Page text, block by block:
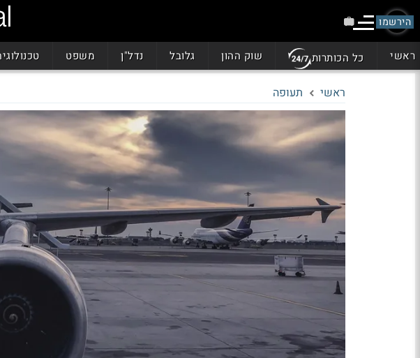
הירשמו
ראשי כל הכותרות שוק ההון גלובל נדל"ן משפט
ראשי תעופה